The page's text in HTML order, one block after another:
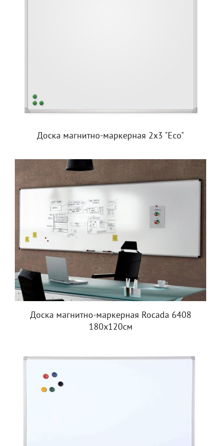
Доска магнитно-маркерная 2х3 "Eco"
Доска магнитно-маркерная Rocada 6408
180х120см